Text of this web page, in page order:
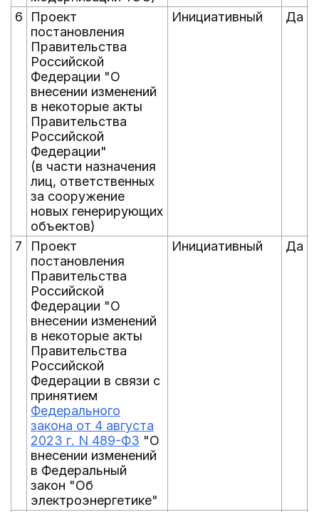
6
Проект
постановления
Правительства
Российской
Федерации "О
внесении изменений
в некоторые акты
Правительства
Российской
Федерации"
(в части назначения
лиц, ответственных
за сооружение
новых генерирующих
объектов)
Инициативный Да
7
Проект
постановления
Правительства
Российской
Федерации "О
внесении изменений
в некоторые акты
Правительства
Российской
Федерации в связи с
принятием
Федерального
закона от 4 августа
2023 г. N 489-ФЗ "О
внесении изменений
в Федеральный
закон "Об
электроэнергетике"
Инициативный Да